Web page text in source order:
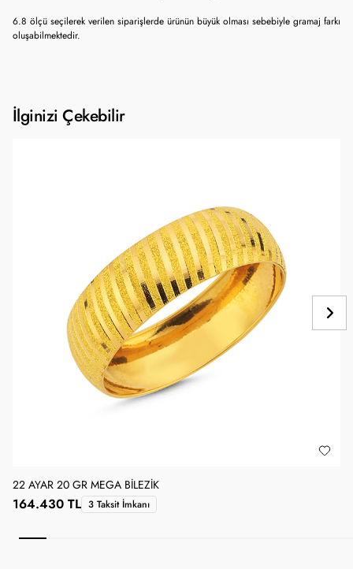
6.8 ölçü seçilerek verilen siparişlerde ürünün büyük olması sebebiyle gramaj farkı
oluşabilmektedir.
İlginizi Çekebilir
22 AYAR 20 GR MEGA BILEZIK
164.430 TL 3 Taksit İmkanı